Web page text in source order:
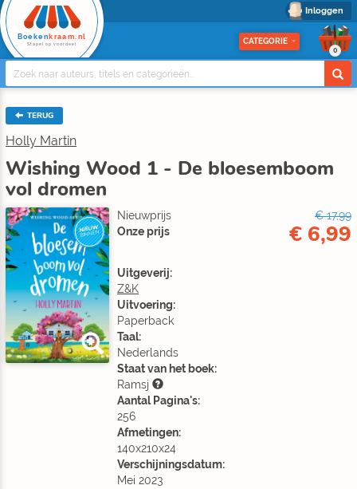
Inloggen
Boeken kraam.nl
Stapel op voordeel CATEGORIE
0
TERUG
Holly Martin
Wishing Wood 1 - De bloesemboom
vol dromen
NIEUW
BINNEN
Nieuwprijs
€ 17,99
Onze prijs
€ 6,99
Uitgeverij:
Z&K
Uitvoering:
Paperback
Taal:
Nederlands
Staat van het boek:
Ramsj
Aantal Pagina's:
256
Afmetingen:
140x210x24
Verschijningsdatum:
Mei 2023